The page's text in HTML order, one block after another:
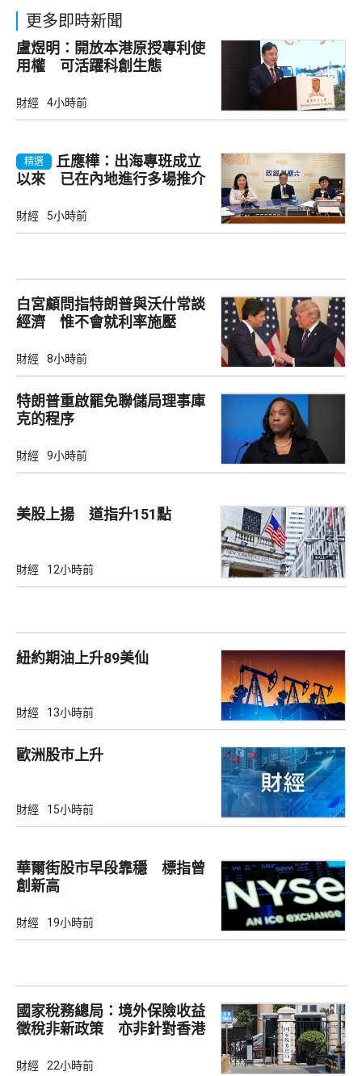
更多即時新聞
盧煜明：開放本港原授專利使
用權 可活躍科創生態
財經 4小時前
精選
丘應樺：出海專班成立
以來 已在內地進行多場推介
財經 5小時前
白宮顧問指特朗普與沃什常談
經濟 惟不會就利率施壓
財經 8小時前
特朗普重啟罷免聯儲局理事庫
克的程序
財經 9小時前
美股上揚 道指升151點
財經 12小時前
紐約期油上升89美仙
財經 13小時前
歐洲股巿上升
財經 15小時前
華爾街股市早段靠穩 標指曾
創新高
財經 19小時前
國家稅務總局：境外保險收益
徵稅非新政策 亦非針對香港
財經 22小時前